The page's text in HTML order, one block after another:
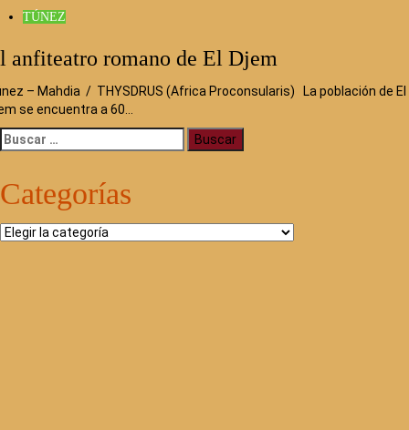
TÚNEZ
anfiteatro romano de El Djem
– Mahdia / THYSDRUS (Africa Proconsularis) La población de El
se encuentra a 60…
Buscar:
Categorías
Categorías